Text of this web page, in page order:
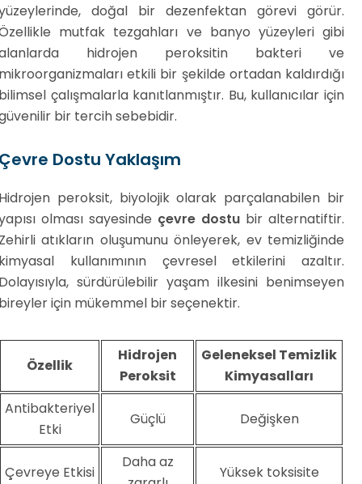
doğal bir dezenfektan görevi görür.
mutfak tezgahları ve banyo yüzeyleri gibi
hidrojen peroksitin bakteri ve
etkili bir şekilde ortadan kaldırdığı
çalışmalarla kanıtlanmıştır. Bu, kullanıcılar için
bir tercih sebebidir.
Dostu Yaklaşım
peroksit, biyolojik olarak parçalanabilen bir
olması sayesinde çevre dostu bir alternatiftir.
atıkların oluşumunu önleyerek, ev temizliğinde
kullanımının çevresel etkilerini azaltır.
sürdürülebilir yaşam ilkesini benimseyen
için mükemmel bir seçenektir.
Özellik
Hidrojen
Peroksit
Geleneksel Temizlik
Kimyasalları
Antibakteriyel
Etki
Güçlü Değişken
Çevreye Etkisi
Daha az
Yüksek toksisite